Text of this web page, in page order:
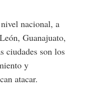
nacional, a
Guanajuato,
ciudades son los
y
atacar.